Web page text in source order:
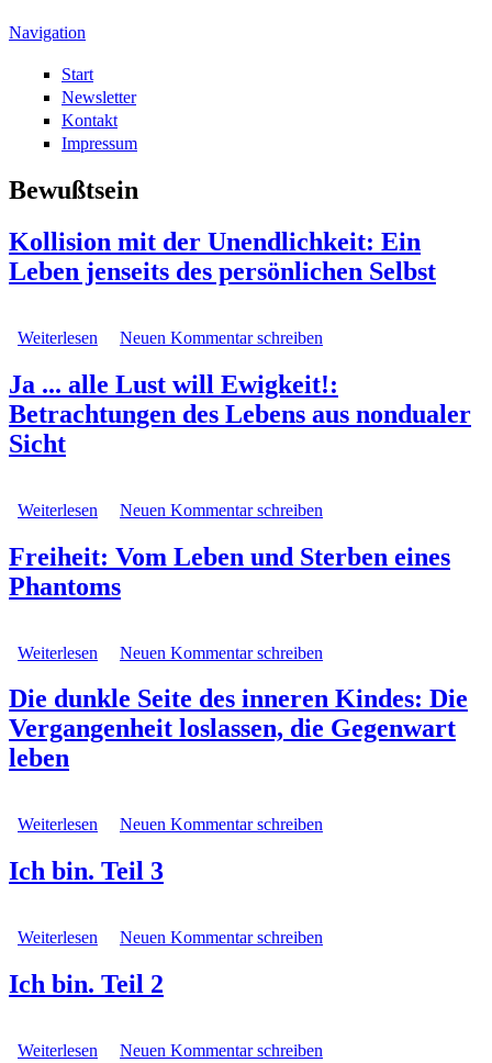
Direkt zum Inhalt
Navigation
Start
Newsletter
Kontakt
Impressum
Bewußtsein
Kollision mit der Unendlichkeit: Ein
Leben jenseits des persönlichen Selbst
Weiterlesen über Kollision mit der Unendlichkeit: Ein Leben jenseits
Neuen Kommentar schreiben
Ja ... alle Lust will Ewigkeit!:
Betrachtungen des Lebens aus nondualer
Sicht
Weiterlesen über Ja ... alle Lust will Ewigkeit!: Betrachtungen des
Neuen Kommentar schreiben
Freiheit: Vom Leben und Sterben eines
Phantoms
Weiterlesen über Freiheit: Vom Leben und Sterben eines Phantoms
Neuen Kommentar schreiben
Die dunkle Seite des inneren Kindes: Die
Vergangenheit loslassen, die Gegenwart
leben
Weiterlesen über Die dunkle Seite des inneren Kindes: Die
Neuen Kommentar schreiben
Ich bin. Teil 3
Weiterlesen über Ich bin. Teil 3
Neuen Kommentar schreiben
Ich bin. Teil 2
Weiterlesen über Ich bin. Teil 2
Neuen Kommentar schreiben